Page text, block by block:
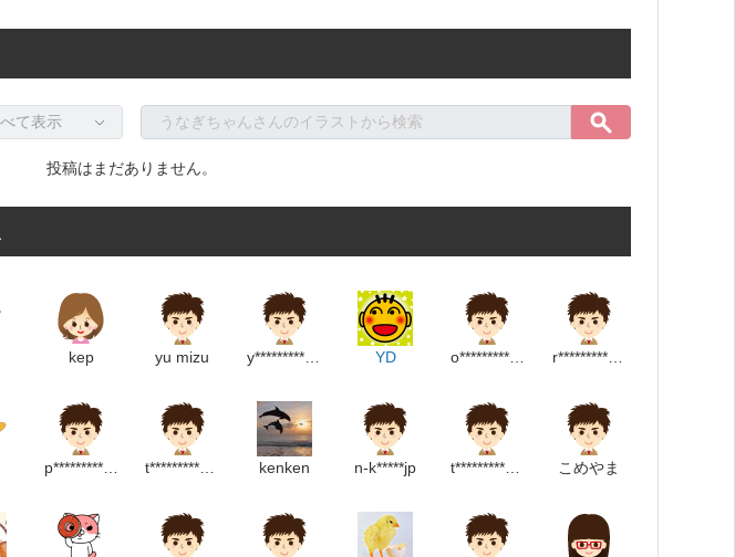
投稿はまだありません。
kep yu mizu YD o*************p r*****************m
p******************m kenken n-k*****jp t*************************m こめやま